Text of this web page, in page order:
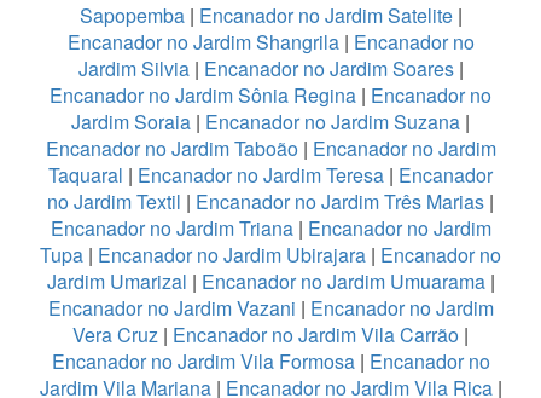
Sapopemba| Encanador no Jardim Satelite|
Encanador no Jardim Shangrila| Encanador no
Jardim Silvia| Encanador no Jardim Soares|
Encanador no Jardim Sônia Regina | Encanador no
Jardim Soraia | Encanador no Jardim Suzana |
Encanador no Jardim Taboão| Encanador no Jardim
Taquaral | Encanador no Jardim Teresa | Encanador
no Jardim Textil | Encanador no Jardim Três Marias |
Encanador no Jardim Triana| Encanador no Jardim
Tupa | Encanador no Jardim Ubirajara | Encanador no
Jardim Umarizal | Encanador no Jardim Umuarama|
Encanador no Jardim Vazani | Encanador no Jardim
Vera Cruz | Encanador no Jardim Vila Carrão |
Encanador no Jardim Vila Formosa| Encanador no
Jardim Vila Mariana| Encanador no Jardim Vila Rica|